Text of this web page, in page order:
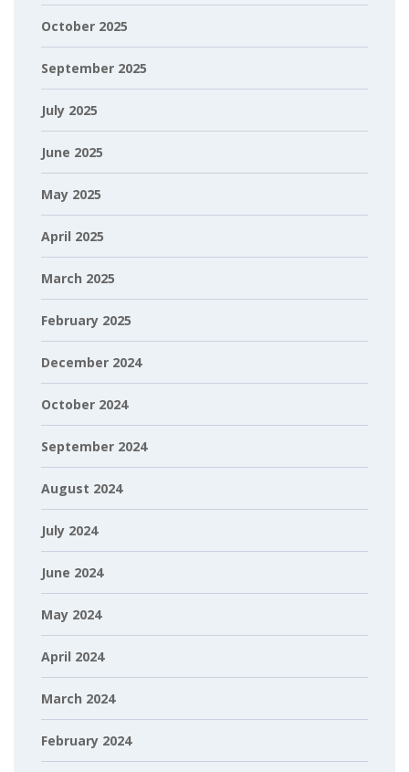
October 2025
September 2025
July 2025
June 2025
May 2025
April 2025
March 2025
February 2025
December 2024
October 2024
September 2024
August 2024
July 2024
June 2024
May 2024
April 2024
March 2024
February 2024